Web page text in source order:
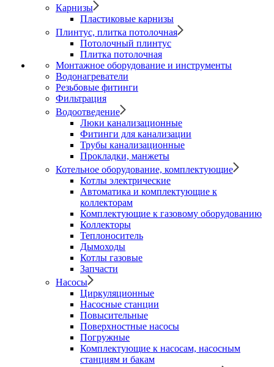
Карнизы
Пластиковые карнизы
Плинтус, плитка потолочная
Потолочный плинтус
Плитка потолочная
Монтажное оборудование и инструменты
Водонагреватели
Резьбовые фитинги
Фильтрация
Водоотведение
Люки канализационные
Фитинги для канализации
Трубы канализационные
Прокладки, манжеты
Котельное оборудование, комплектующие
Котлы электрические
Автоматика и комплектующие к
коллекторам
Комплектующие к газовому оборудованию
Коллекторы
Теплоноситель
Дымоходы
Котлы газовые
Запчасти
Насосы
Циркуляционные
Насосные станции
Повысительные
Поверхностные насосы
Погружные
Комплектующие к насосам, насосным
станциям и бакам